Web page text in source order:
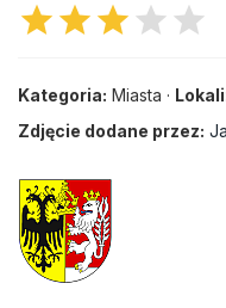
starstarstar star star
Kategoria: Miasta ·
Zdjęcie dodane przez: